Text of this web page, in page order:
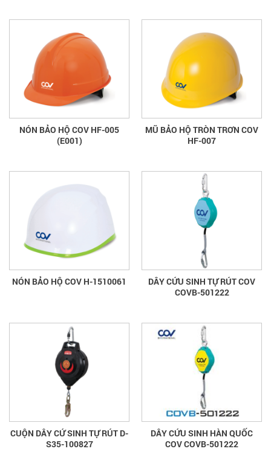
NÓN BẢO HỘ COV HF-005
(E001)
MŨ BẢO HỘ TRÒN TRƠN COV
HF-007
NÓN BẢO HỘ COV H-1510061
DÂY CỨU SINH TỰ RÚT COV
COVB-501222
CUỘN DÂY CỨ SINH TỰ RÚT D-
S35-100827
DÂY CỨU SINH HÀN QUỐC
COV COVB-501222